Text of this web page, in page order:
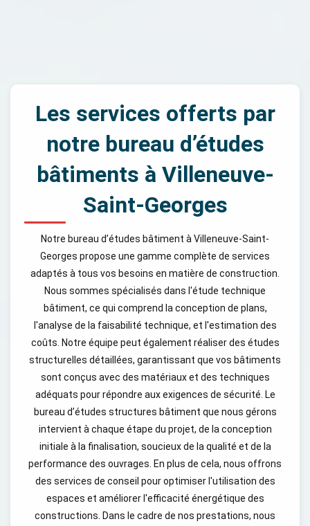
Les services offerts par
notre bureau d’études
bâtiments à Villeneuve-
Saint-Georges
Notre bureau d’études bâtiment à Villeneuve-Saint-
Georges propose une gamme complète de services
adaptés à tous vos besoins en matière de construction.
Nous sommes spécialisés dans l'étude technique
bâtiment, ce qui comprend la conception de plans,
l'analyse de la faisabilité technique, et l'estimation des
coûts. Notre équipe peut également réaliser des études
structurelles détaillées, garantissant que vos bâtiments
sont conçus avec des matériaux et des techniques
adéquats pour répondre aux exigences de sécurité. Le
bureau d’études structures bâtiment que nous gérons
intervient à chaque étape du projet, de la conception
initiale à la finalisation, soucieux de la qualité et de la
performance des ouvrages. En plus de cela, nous offrons
des services de conseil pour optimiser l'utilisation des
espaces et améliorer l'efficacité énergétique des
constructions. Dans le cadre de nos prestations, nous